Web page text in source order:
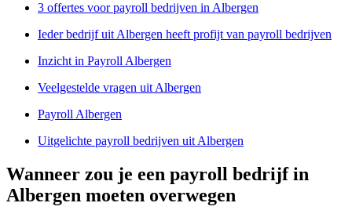
3 offertes voor payroll bedrijven in Albergen
Ieder bedrijf uit Albergen heeft profijt van payroll bedrijven
Inzicht in Payroll Albergen
Veelgestelde vragen uit Albergen
Payroll Albergen
Uitgelichte payroll bedrijven uit Albergen
Wanneer zou je een payroll bedrijf in
Albergen moeten overwegen